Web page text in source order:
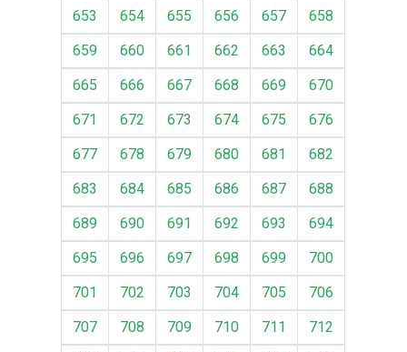
653
654 655 656 657
658
659
660 661 662 663
664
665
666 667 668 669
670
671
672 673 674 675
676
677
678 679 680 681
682
683
684 685 686 687
688
689
690 691 692 693
694
695
696 697 698 699
700
701
702 703 704 705
706
707
708 709 710 711
712